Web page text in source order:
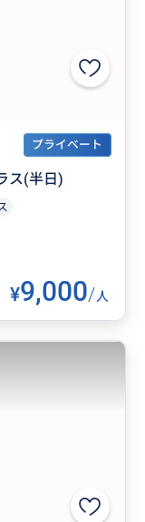
プライベート
ス(半日)
¥9,000/人